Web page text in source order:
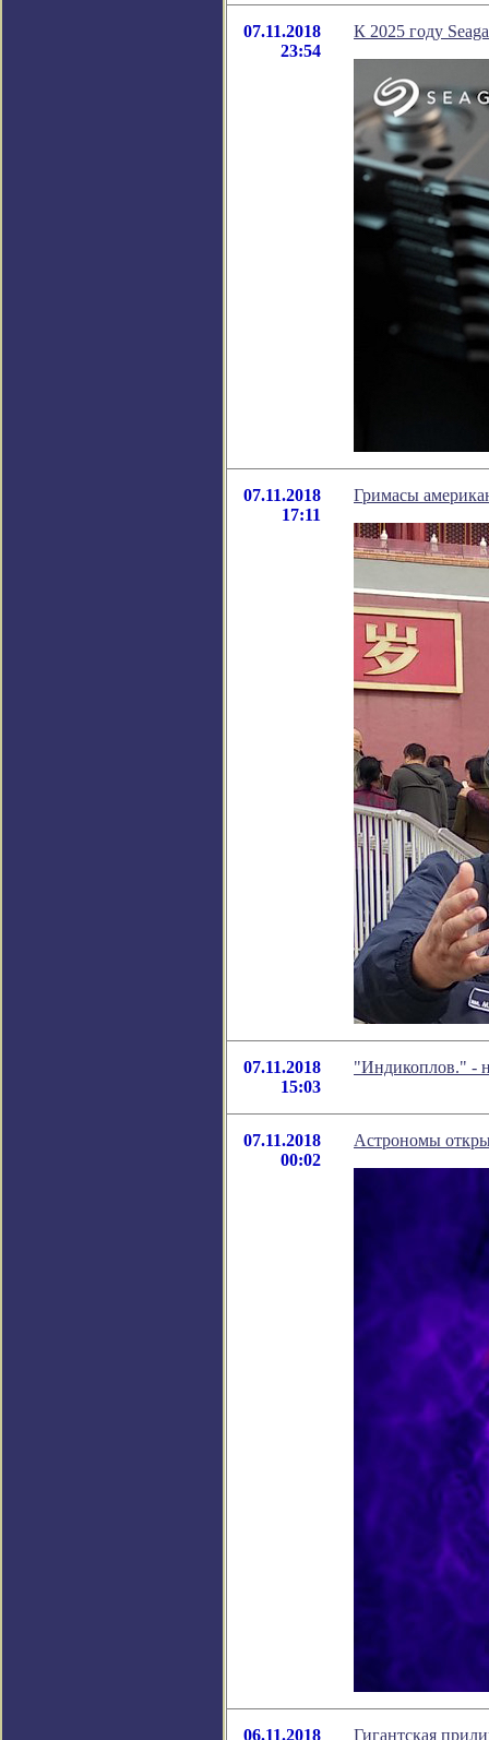
07.11.2018
23:54
К 2025 году
07.11.2018
17:11
Гримасы
07.11.2018
15:03
"Индикоплов." -
07.11.2018
00:02
Астрономы
06.11.2018
Гигантская